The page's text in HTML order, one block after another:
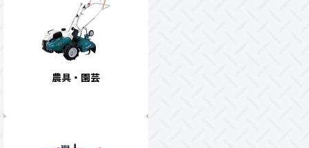
農具・園芸